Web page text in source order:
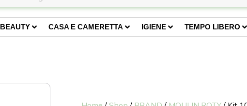
BEAUTY CASA E CAMERETTA IGIENE TEMPO LIBERO